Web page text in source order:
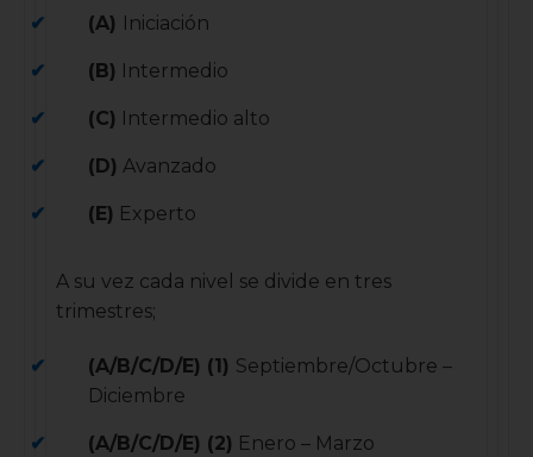
(A) Iniciación
(B) Intermedio
(C) Intermedio alto
(D) Avanzado
(E) Experto
A su vez cada nivel se divide en tres
trimestres;
(A/B/C/D/E) (1) Septiembre/Octubre –
Diciembre
(A/B/C/D/E) (2) Enero – Marzo